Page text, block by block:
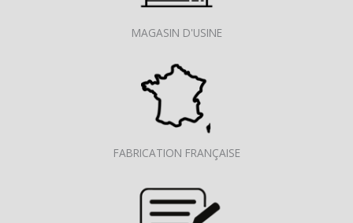
MAGASIN D'USINE
FABRICATION FRANÇAISE